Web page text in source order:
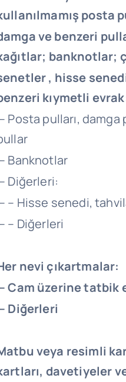
posta
ve benzeri
banknotlar;
, hisse
kıymetli
– Posta pulları, damga
– Banknotlar
– Diğerleri:
– – Hisse senedi,
– – Diğerleri
nevi çıkartmalar:
– Cam üzerine tatbik
– Diğerleri
veya resimli
davetiyeler